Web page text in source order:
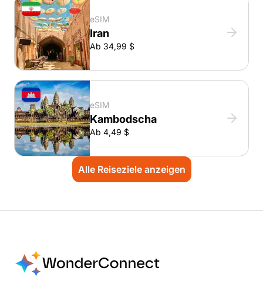
eSIM
Iran
Ab 34,99 $
eSIM
Kambodscha
Ab 4,49 $
Alle Reiseziele anzeigen